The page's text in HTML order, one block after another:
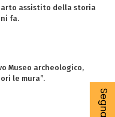
parto assistito della storia
fa.
Museo archeologico,
le mura”.